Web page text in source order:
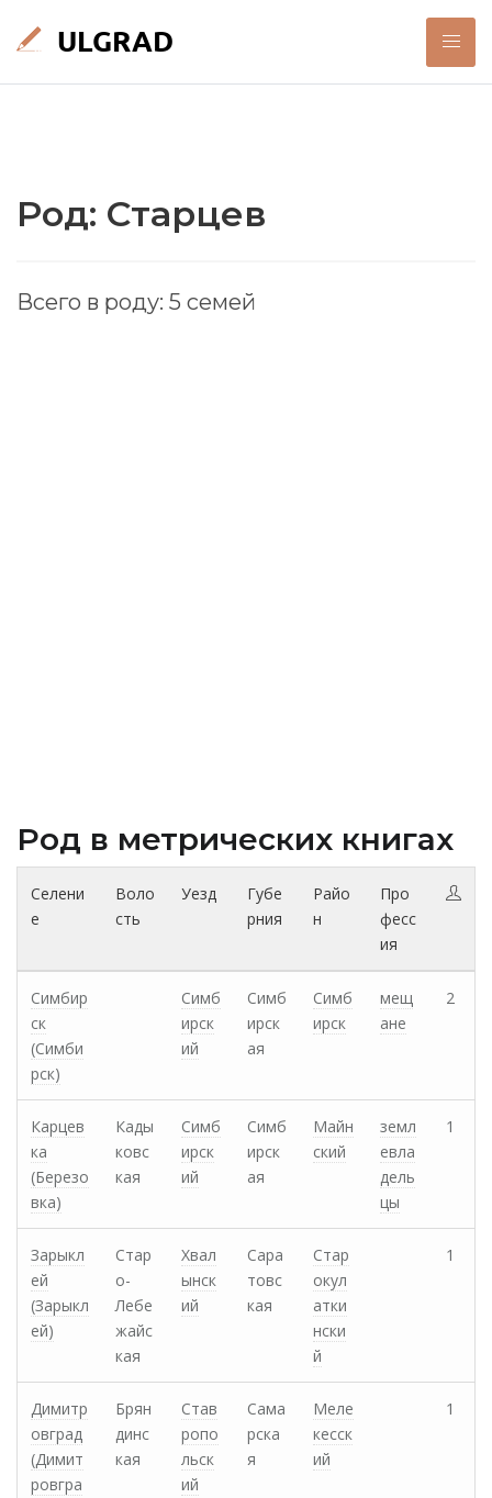
Род: Старцев
Всего в роду: 5 семей
Род в метрических книгах
Селени
е
Воло
сть
Уезд
Губе
рния
Райо
н
Про
фесс
ия
Симбир
ск
(Симби
рск)
Симб
ирск
ий
Симб
ирск
ая
Симб
ирск
мещ
ане
2
Карцев
ка
(Березо
вка)
Кады
ковс
кая
Симб
ирск
ий
Симб
ирск
ая
Майн
ский
земл
евла
дель
цы
1
Зарыкл
ей
(Зарыкл
ей)
Стар
о-
Лебе
жайс
кая
Хвал
ынск
ий
Сара
товс
кая
Стар
окул
атки
нски
й
1
Димитр
овград
(Димит
ровгра
Брян
динс
кая
Став
ропо
льск
ий
Сама
рска
я
Меле
кесск
ий
1